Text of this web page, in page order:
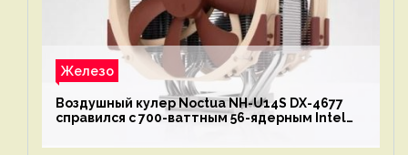
Железо
Воздушный кулер Noctua NH-U14S DX-4677
справился с 700-ваттным 56-ядерным Intel